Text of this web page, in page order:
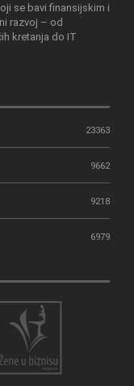
se bavi finansijskim i
razvoj – od
kretanja do IT
23363
9662
9218
6979